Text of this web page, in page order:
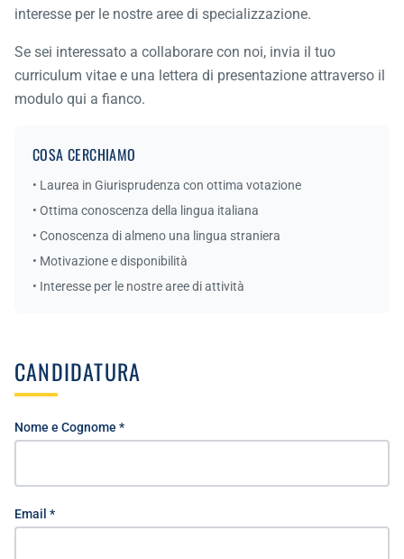
interesse per le nostre aree di specializzazione.
Se sei interessato a collaborare con noi, invia il tuo
curriculum vitae e una lettera di presentazione attraverso il
modulo qui a fianco.
COSA CERCHIAMO
• Laurea in Giurisprudenza con ottima votazione
• Ottima conoscenza della lingua italiana
• Conoscenza di almeno una lingua straniera
• Motivazione e disponibilità
• Interesse per le nostre aree di attività
CANDIDATURA
Nome e Cognome *
Email *